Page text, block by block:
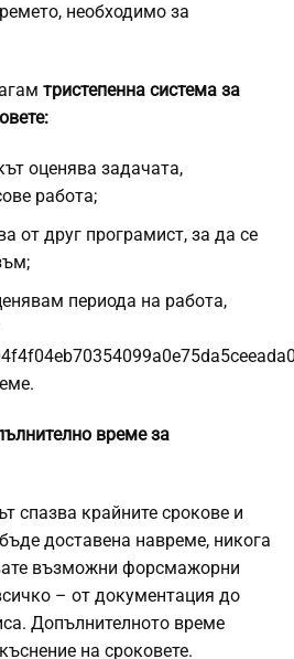
необходимо за
тристепенна система за
оценява задачата,
работа;
от друг програмист, за да се
периода на работа,
време за
спазва крайните срокове и
доставена навреме, никога
възможни форсмажорни
– от документация до
Допълнителното време
на сроковете.